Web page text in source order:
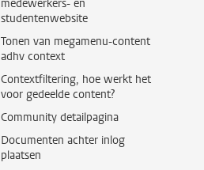
medewerkers- en
studentenwebsite
Tonen van megamenu-content
adhv context
Contextfiltering, hoe werkt het
voor gedeelde content?
Community detailpagina
Documenten achter inlog
plaatsen